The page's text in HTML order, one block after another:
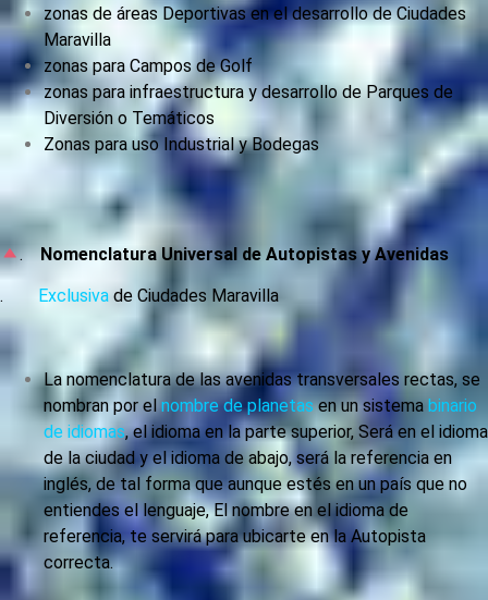
zonas de áreas Deportivas en el desarrollo de Ciudades
Maravilla
zonas para Campos de Golf
zonas para infraestructura y desarrollo de Parques de
Diversión o Temáticos
Zonas para uso Industrial y Bodegas
.Nomenclatura Universal de Autopistas y Avenidas
. Exclusiva de Ciudades Maravilla
La nomenclatura de las avenidas transversales rectas, se
nombran por elnombre de planetasen un sistema binario
de idiomas, el idioma en la parte superior, Será en el idioma
de la ciudad y el idioma de abajo, será la referencia en
inglés, de tal forma que aunque estés en un país que no
entiendes el lenguaje, El nombre en el idioma de
referencia, te servirá para ubicarte en la Autopista
correcta.